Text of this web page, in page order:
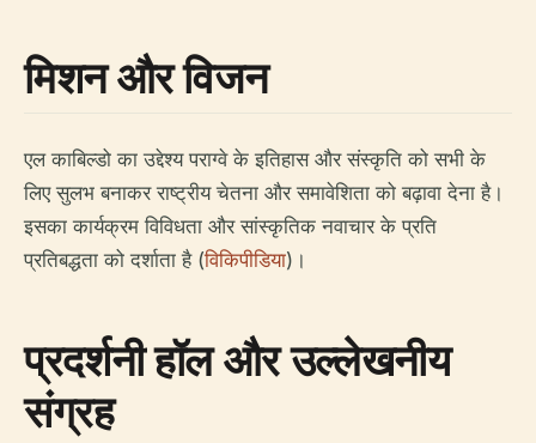
मिशन और विजन
एल काबिल्डो का उद्देश्य पराग्वे के इतिहास और संस्कृति को सभी के
लिए सुलभ बनाकर राष्ट्रीय चेतना और समावेशिता को बढ़ावा देना है।
इसका कार्यक्रम विविधता और सांस्कृतिक नवाचार के प्रति
प्रतिबद्धता को दर्शाता है (विकिपीडिया)।
प्रदर्शनी हॉल और उल्लेखनीय
संग्रह